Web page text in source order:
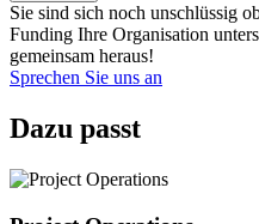
Sie sind sich noch unschlüssig
Funding Ihre Organisation
gemeinsam heraus!
Sprechen Sie uns an
Dazu passt